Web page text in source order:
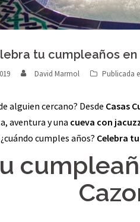
tu cumpleaños en
David Marmol Publicada
alguien cercano? Desde Casas
aventura y una cueva con
cumples años? Celebra